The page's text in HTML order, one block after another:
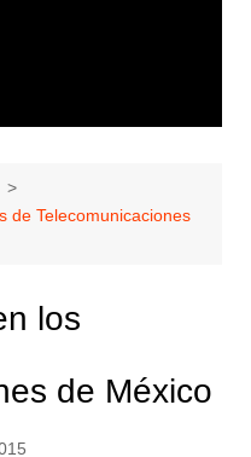
de Telecomunicaciones
los
de México